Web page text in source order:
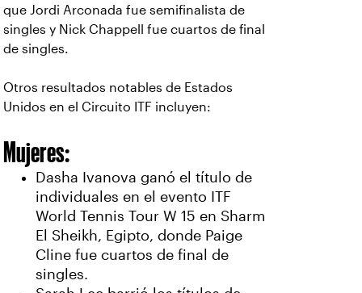
que Jordi Arconada fue semifinalista de
singles y Nick Chappell fue cuartos de final
de singles.
Otros resultados notables de Estados
Unidos en el Circuito ITF incluyen:
Mujeres:
Dasha Ivanova ganó el título de
individuales en el evento ITF
World Tennis Tour W 15 en Sharm
El Sheikh, Egipto, donde Paige
Cline fue cuartos de final de
singles.